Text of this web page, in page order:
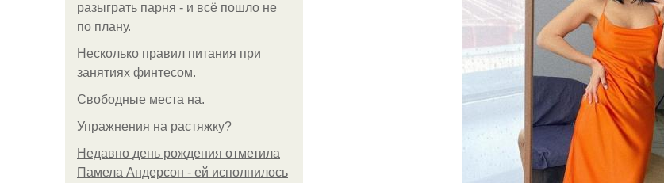
разыграть парня - и всё пошло не
по плану.
Несколько правил питания при
занятиях финтесом.
Свободные места на.
Упражнения на растяжку?
Недавно день рождения отметила
Памела Андерсон - ей исполнилось